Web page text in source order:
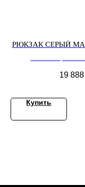
РЮКЗАК СЕРЫЙ
19 888
Купить